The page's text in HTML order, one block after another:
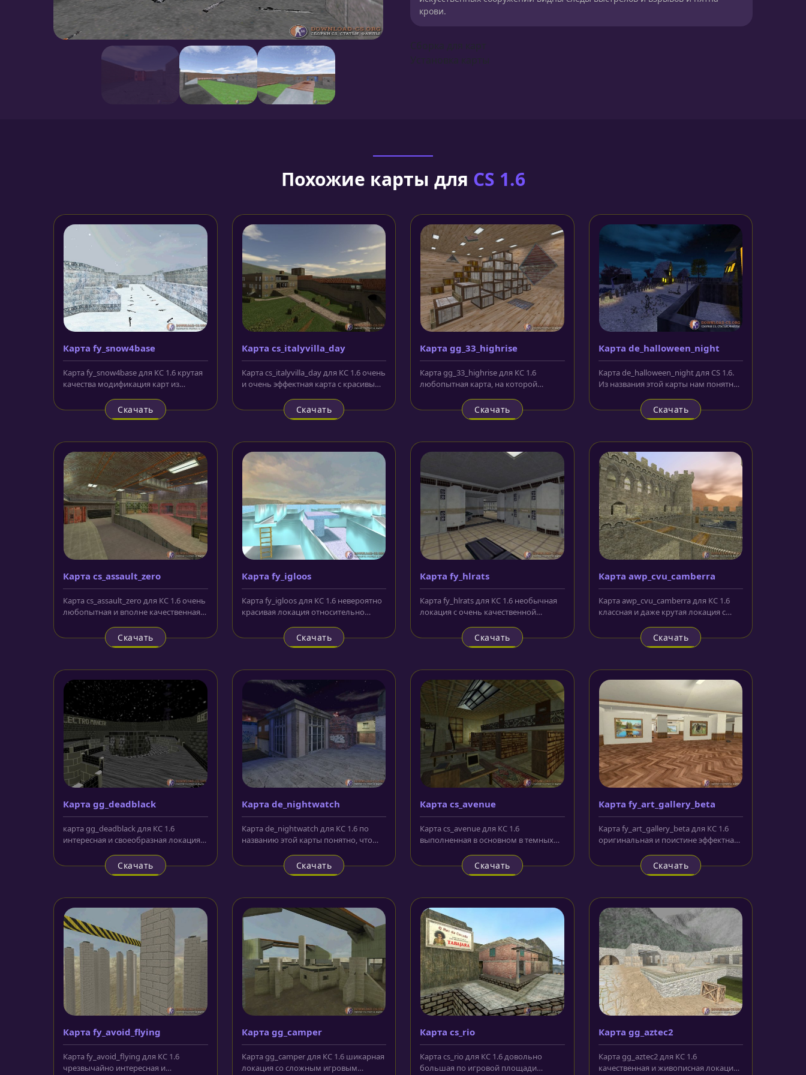
крови.
Похожие карты для CS 1.6
Карта fy_snow4base
Карта fy_snow4base для КС 1.6 крутая
качества модификация карт из
Скачать
Карта cs_italyvilla_day
Карта cs_italyvilla_day для КС 1.6 очень
и очень эффектная карта с красивым
Скачать
Карта gg_33_highrise
Карта gg_33_highrise для КС 1.6
любопытная карта, на которой
Скачать
Карта de_halloween_night
Карта de_halloween_night для CS 1.6.
Из названия этой карты нам понятно,
Скачать
Карта cs_assault_zero
Карта cs_assault_zero для КС 1.6 очень
любопытная и вполне качественная
Скачать
Карта fy_igloos
Карта fy_igloos для КС 1.6 невероятно
красивая локация относительно
Скачать
Карта fy_hlrats
Карта fy_hlrats для КС 1.6 необычная
локация с очень качественной
Скачать
Карта awp_cvu_camberra
Карта awp_cvu_camberra для КС 1.6
классная и даже крутая локация с
Скачать
Карта gg_deadblack
карта gg_deadblack для КС 1.6
интересная и своеобразная локация,
Скачать
Карта de_nightwatch
Карта de_nightwatch для КС 1.6 по
названию этой карты понятно, что
Скачать
Карта cs_avenue
Карта cs_avenue для КС 1.6
выполненная в основном в темных
Скачать
Карта fy_art_gallery_beta
Карта fy_art_gallery_beta для КС 1.6
оригинальная и поистине эффектная
Скачать
Карта fy_avoid_flying
Карта fy_avoid_flying для КС 1.6
чрезвычайно интересная и
Карта gg_camper
Карта gg_camper для КС 1.6 шикарная
локация со сложным игровым
Карта cs_rio
Карта cs_rio для КС 1.6 довольно
большая по игровой площади
Карта gg_aztec2
Карта gg_aztec2 для КС 1.6
качественная и живописная локация,